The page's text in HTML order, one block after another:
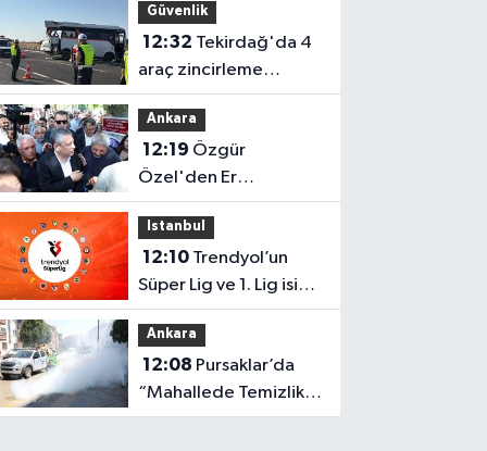
müdahale
Güvenlik
12:32
araç zincirleme
kazaya karıştı
Ankara
12:19
Özel'den Er
Gazilerine
Güvenpark'ta Destek
Ziyareti
Istanbul
12:10
Süper Lig ve 1. Lig isim
sponsorluğu 2 yıl daha
uzatıldı
Ankara
12:08
“Mahallede Temizlik
Var” seferberliği